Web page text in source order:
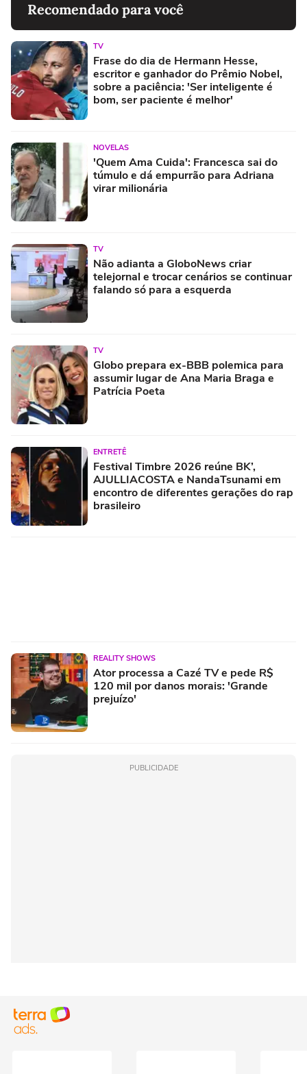
Recomendado para você
TV
Frase do dia de Hermann Hesse,
escritor e ganhador do Prêmio Nobel,
sobre a paciência: 'Ser inteligente é
bom, ser paciente é melhor'
NOVELAS
'Quem Ama Cuida': Francesca sai do
túmulo e dá empurrão para Adriana
virar milionária
TV
Não adianta a GloboNews criar
telejornal e trocar cenários se continuar
falando só para a esquerda
TV
Globo prepara ex-BBB polemica para
assumir lugar de Ana Maria Braga e
Patrícia Poeta
ENTRETÊ
Festival Timbre 2026 reúne BK’,
AJULLIACOSTA e NandaTsunami em
encontro de diferentes gerações do rap
brasileiro
REALITY SHOWS
Ator processa a Cazé TV e pede R$
120 mil por danos morais: 'Grande
prejuízo'
PUBLICIDADE